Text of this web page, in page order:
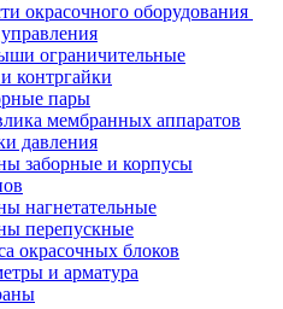
окрасочного оборудования
ограничительные
контргайки
пары
мембранных аппаратов
давления
заборные и корпусы
нагнетательные
перепускные
окрасочных блоков
и арматура